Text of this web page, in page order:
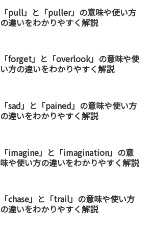
「pull」と「puller」の意味や使い方
の違いをわかりやすく解説
「forget」と「overlook」の意味や使
い方の違いをわかりやすく解説
「sad」と「pained」の意味や使い方
の違いをわかりやすく解説
「imagine」と「imagination」の意
味や使い方の違いをわかりやすく解説
「chase」と「trail」の意味や使い方
の違いをわかりやすく解説